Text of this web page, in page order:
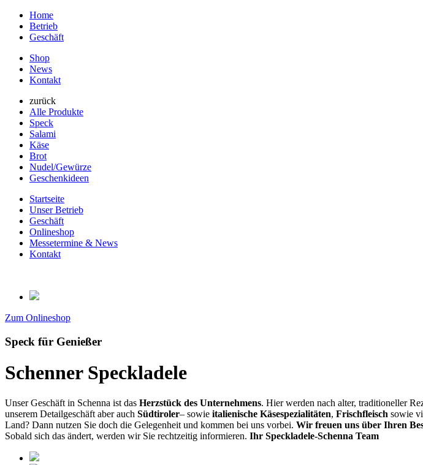
Home
Betrieb
Geschäft
Shop
News
Kontakt
zurück
Alle Produkte
Speck
Salami
Käse
Brot
Nudel/Gewürze
Geschenkideen
Startseite
Unser Betrieb
Geschäft
Onlineshop
Messetermine & News
Kontakt
Zum Onlineshop
Speck für Genießer
Schenner Speckladele
Unser Geschäft in Schenna ist das Herzstück des Unternehmens. Hier werden nach alter, traditioneller
unserem Detailgeschäft aber auch Südtiroler– sowie italienische Käsespezialitäten, Frischfleisch sowie
Land? Dann nutzen Sie doch die Gelegenheit und kommen bei uns vorbei. Wir freuen uns über Ihren
Sobald sich das ändert, werden wir Sie rechtzeitig informieren. Ihr Speckladele-Schenna Team